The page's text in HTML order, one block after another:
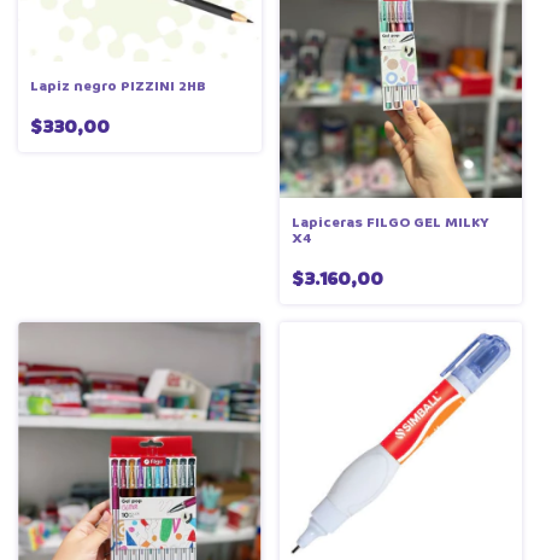
Lapiz negro PIZZINI 2HB
$330,00
Lapiceras FILGO GEL MILKY
X4
$3.160,00